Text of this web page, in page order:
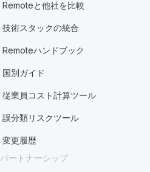
Remoteと他社を比較
技術スタックの統合
Remoteハンドブック
国別ガイド
従業員コスト計算ツール
誤分類リスクツール
変更履歴
パートナーシップ